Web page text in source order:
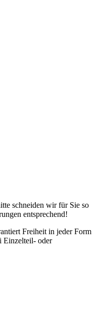
schneiden wir für Sie so
entsprechend!
Freiheit in jeder Form
Einzelteil- oder